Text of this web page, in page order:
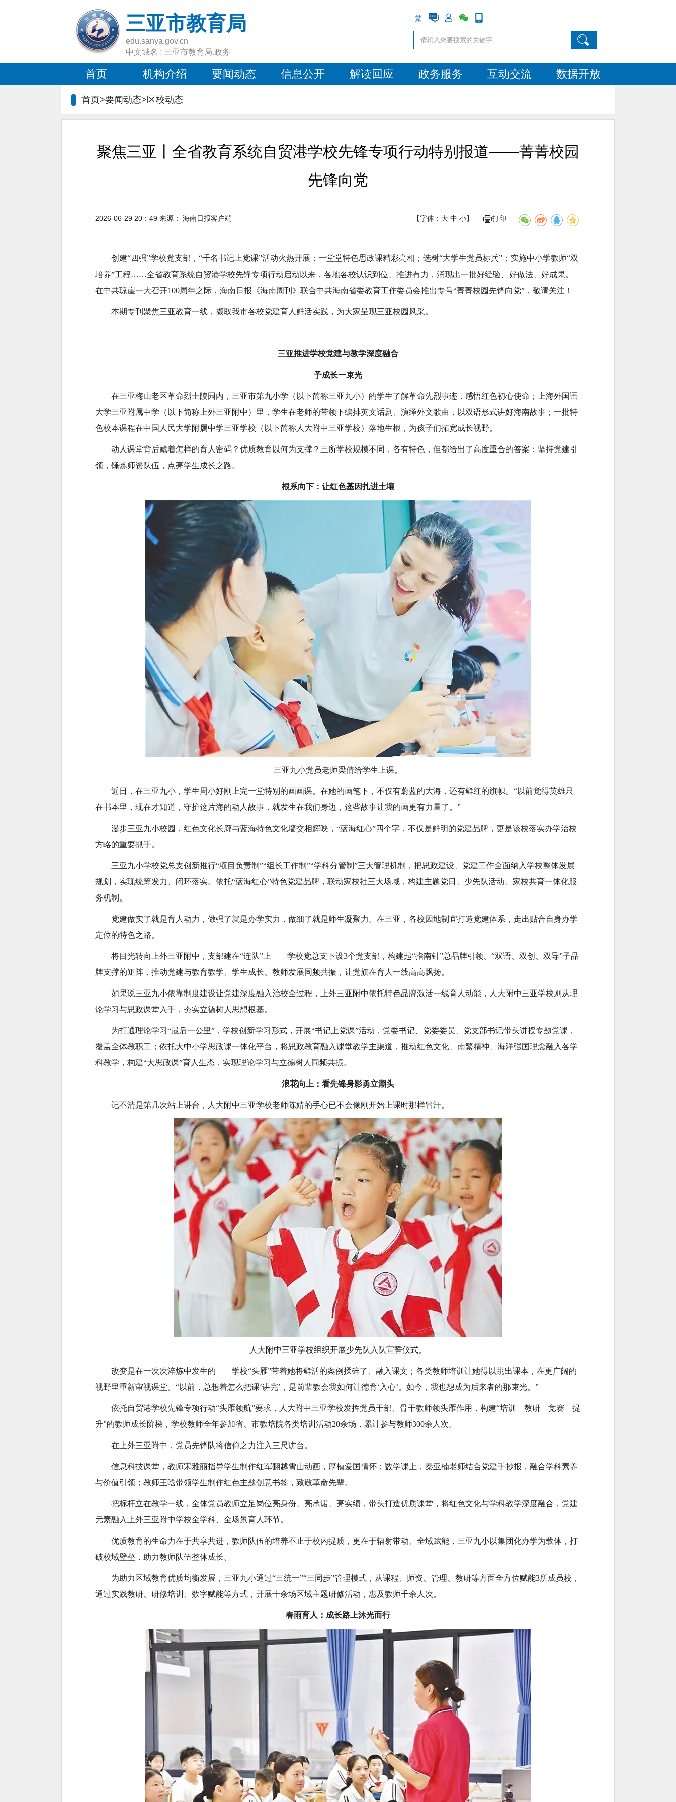
三亚市教育局
edu.sanya.gov.cn
中文域名 : 三亚市教育局.政务
繁
首页 机构介绍 要闻动态 信息公开 解读回应 政务服务 互动交流 数据开放
首页>要闻动态> 区校动态
聚焦三亚丨全省教育系统自贸港学校先锋专项行动特别报道——菁菁校园
先锋向党
【字体： 大 中 小】 打印
2026-06-29 20：49 来源： 海南日报客户端
创建“四强”学校党支部，“千名书记上党课”活动火热开展；一堂堂特色思政课精彩亮相；选树“大学生党员标兵”；实施中小学教师“双
培养”工程……全省教育系统自贸港学校先锋专项行动启动以来，各地各校认识到位、推进有力，涌现出一批好经验、好做法、好成果。
在中共琼崖一大召开100周年之际，海南日报《海南周刊》联合中共海南省委教育工作委员会推出专号“菁菁校园先锋向党”，敬请关注！
本期专刊聚焦三亚教育一线，撷取我市各校党建育人鲜活实践，为大家呈现三亚校园风采。
三亚推进学校党建与教学深度融合
予成长一束光
在三亚梅山老区革命烈士陵园内，三亚市第九小学（以下简称三亚九小）的学生了解革命先烈事迹，感悟红色初心使命；上海外国语
大学三亚附属中学（以下简称上外三亚附中）里，学生在老师的带领下编排英文话剧、演绎外文歌曲，以双语形式讲好海南故事；一批特
色校本课程在中国人民大学附属中学三亚学校（以下简称人大附中三亚学校）落地生根，为孩子们拓宽成长视野。
动人课堂背后藏着怎样的育人密码？优质教育以何为支撑？三所学校规模不同，各有特色，但都给出了高度重合的答案：坚持党建引
领，锤炼师资队伍，点亮学生成长之路。
根系向下：让红色基因扎进土壤
三亚九小党员老师梁倩给学生上课。
近日，在三亚九小，学生周小好刚上完一堂特别的画画课。在她的画笔下，不仅有蔚蓝的大海，还有鲜红的旗帜。“以前觉得英雄只
在书本里，现在才知道，守护这片海的动人故事，就发生在我们身边，这些故事让我的画更有力量了。”
漫步三亚九小校园，红色文化长廊与蓝海特色文化墙交相辉映，“蓝海红心”四个字，不仅是鲜明的党建品牌，更是该校落实办学治校
方略的重要抓手。
三亚九小学校党总支创新推行“项目负责制”“组长工作制”“学科分管制”三大管理机制，把思政建设、党建工作全面纳入学校整体发展
规划，实现统筹发力、闭环落实。依托“蓝海红心”特色党建品牌，联动家校社三大场域，构建主题党日、少先队活动、家校共育一体化服
务机制。
党建做实了就是育人动力，做强了就是办学实力，做细了就是师生凝聚力。在三亚，各校因地制宜打造党建体系，走出贴合自身办学
定位的特色之路。
将目光转向上外三亚附中，支部建在“连队”上——学校党总支下设3个党支部，构建起“指南针”总品牌引领、“双语、双创、双导”子品
牌支撑的矩阵，推动党建与教育教学、学生成长、教师发展同频共振，让党旗在育人一线高高飘扬。
如果说三亚九小依靠制度建设让党建深度融入治校全过程，上外三亚附中依托特色品牌激活一线育人动能，人大附中三亚学校则从理
论学习与思政课堂入手，夯实立德树人思想根基。
为打通理论学习“最后一公里”，学校创新学习形式，开展“书记上党课”活动，党委书记、党委委员、党支部书记带头讲授专题党课，
覆盖全体教职工；依托大中小学思政课一体化平台，将思政教育融入课堂教学主渠道，推动红色文化、南繁精神、海洋强国理念融入各学
科教学，构建“大思政课”育人生态，实现理论学习与立德树人同频共振。
浪花向上：看先锋身影勇立潮头
记不清是第几次站上讲台，人大附中三亚学校老师陈婧的手心已不会像刚开始上课时那样冒汗。
人大附中三亚学校组织开展少先队入队宣誓仪式。
改变是在一次次淬炼中发生的——学校“头雁”带着她将鲜活的案例揉碎了、融入课文；各类教师培训让她得以跳出课本，在更广阔的
视野里重新审视课堂。“以前，总想着怎么把课‘讲完’，是前辈教会我如何让德育‘入心’。如今，我也想成为后来者的那束光。”
依托自贸港学校先锋专项行动“头雁领航”要求，人大附中三亚学校发挥党员干部、骨干教师领头雁作用，构建“培训—教研—竞赛—提
升”的教师成长阶梯，学校教师全年参加省、市教培院各类培训活动20余场，累计参与教师300余人次。
在上外三亚附中，党员先锋队将信仰之力注入三尺讲台。
信息科技课堂，教师宋雅丽指导学生制作红军翻越雪山动画，厚植爱国情怀；数学课上，秦亚楠老师结合党建手抄报，融合学科素养
与价值引领；教师王晗带领学生制作红色主题创意书签，致敬革命先辈。
把标杆立在教学一线，全体党员教师立足岗位亮身份、亮承诺、亮实绩，带头打造优质课堂，将红色文化与学科教学深度融合，党建
元素融入上外三亚附中学校全学科、全场景育人环节。
优质教育的生命力在于共享共进，教师队伍的培养不止于校内提质，更在于辐射带动、全域赋能，三亚九小以集团化办学为载体，打
破校域壁垒，助力教师队伍整体成长。
为助力区域教育优质均衡发展，三亚九小通过“三统一”“三同步”管理模式，从课程、师资、管理、教研等方面全方位赋能3所成员校，
通过实践教研、研修培训、数字赋能等方式，开展十余场区域主题研修活动，惠及教师千余人次。
春雨育人：成长路上沐光而行